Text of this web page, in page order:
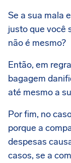
Se a sua mala
justo que você
não é mesmo?
Então, em
bagagem
até mesmo a
Por fim, no
porque a
despesas
casos, se a